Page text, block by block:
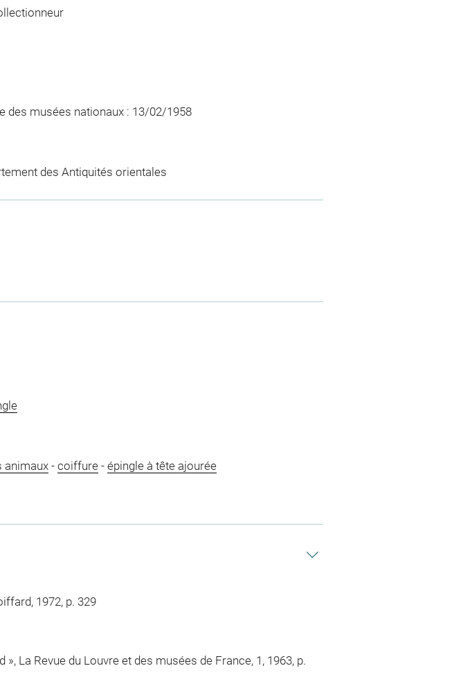
des musées nationaux : 13/02/1958
des Antiquités orientales
animaux- coiffure- épingle à tête ajourée
1972, p. 329
La Revue du Louvre et des musées de France, 1, 1963, p.